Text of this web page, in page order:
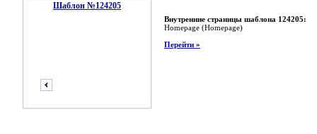
Шаблон №124205
Внутренние страницы шаблона 124205:
Homepage (Homepage)
Перейти »